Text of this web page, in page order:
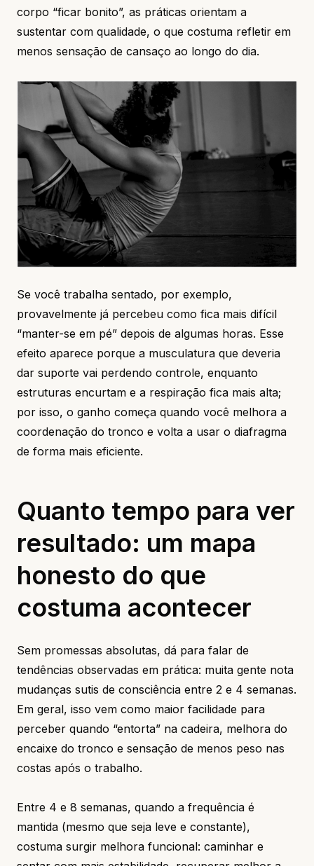
corpo “ficar bonito”, as práticas orientam a
sustentar com qualidade, o que costuma refletir em
menos sensação de cansaço ao longo do dia.
Se você trabalha sentado, por exemplo,
provavelmente já percebeu como fica mais difícil
“manter-se em pé” depois de algumas horas. Esse
efeito aparece porque a musculatura que deveria
dar suporte vai perdendo controle, enquanto
estruturas encurtam e a respiração fica mais alta;
por isso, o ganho começa quando você melhora a
coordenação do tronco e volta a usar o diafragma
de forma mais eficiente.
Quanto tempo para ver
resultado: um mapa
honesto do que
costuma acontecer
Sem promessas absolutas, dá para falar de
tendências observadas em prática: muita gente nota
mudanças sutis de consciência entre 2 e 4 semanas.
Em geral, isso vem como maior facilidade para
perceber quando “entorta” na cadeira, melhora do
encaixe do tronco e sensação de menos peso nas
costas após o trabalho.
Entre 4 e 8 semanas, quando a frequência é
mantida (mesmo que seja leve e constante),
costuma surgir melhora funcional: caminhar e